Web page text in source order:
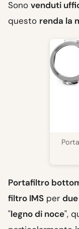
Sono venduti
questo renda la
Portafiltro
filtro IMS per
"legno di noce",